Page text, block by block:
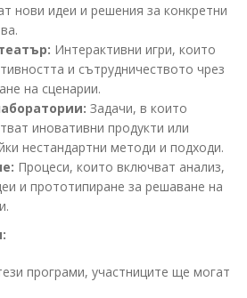
нови идеи и решения за конкретни
Интерактивни игри, които
и сътрудничеството чрез
на сценарии.
Задачи, в които
иновативни продукти или
нестандартни методи и подходи.
Процеси, които включват анализ,
и прототипиране за решаване на
програми, участниците ще могат